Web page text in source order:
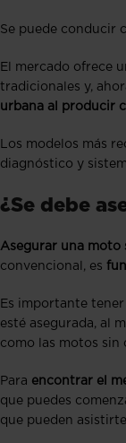
Se puede conducir
El mercado ofrece
tradicionales y,
urbana al producir
Los modelos más
diagnóstico y
¿Se debe
Asegurar una moto
convencional, es
Es importante
esté asegurada, al
como las motos sin
Para encontrar el
que puedes
que pueden